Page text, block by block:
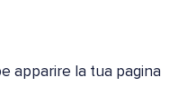
apparire la tua pagina